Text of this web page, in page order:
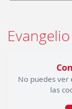
No puedes ver
las